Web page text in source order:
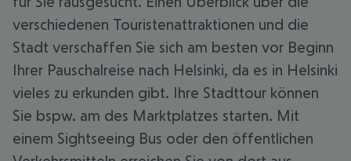
verschiedenen Touristenattraktionen und die
Stadt verschaffen Sie sich am besten vor Beginn
Ihrer Pauschalreise nach Helsinki, da es in Helsinki
vieles zu erkunden gibt. Ihre Stadttour können
Sie bspw. am des Marktplatzes starten. Mit
einem Sightseeing Bus oder den öffentlichen